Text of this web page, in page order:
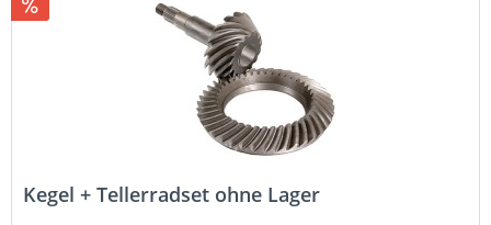
Kegel + Tellerradset ohne Lager